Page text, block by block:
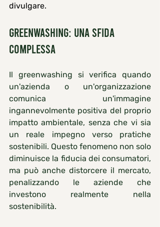
divulgare.
Greenwashing: una sfida
complessa
Il greenwashing si verifica quando
un'azienda o un'organizzazione
comunica un'immagine
ingannevolmente positiva del proprio
impatto ambientale, senza che vi sia
un reale impegno verso pratiche
sostenibili. Questo fenomeno non solo
diminuisce la fiducia dei consumatori,
ma può anche distorcere il mercato,
penalizzando le aziende che
investono realmente nella
sostenibilità.